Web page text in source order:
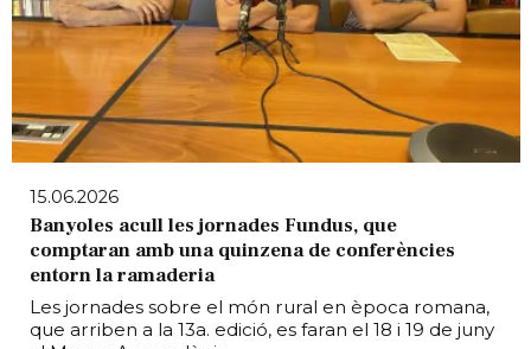
15.06.2026
Banyoles acull les jornades Fundus, que
comptaran amb una quinzena de conferències
entorn la ramaderia
Les jornades sobre el món rural en època romana,
que arriben a la 13a. edició, es faran el 18 i 19 de juny